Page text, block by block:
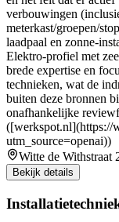
verbouwingen
meterkast/groepen/
laadpaal en zonne-
Elektro-profiel met
brede expertise en
technieken, wat de
buiten deze bronnen
onafhankelijke
([werkspot.nl](https://
utm_source=openai))
Witte de Withstraat
Bekijk details